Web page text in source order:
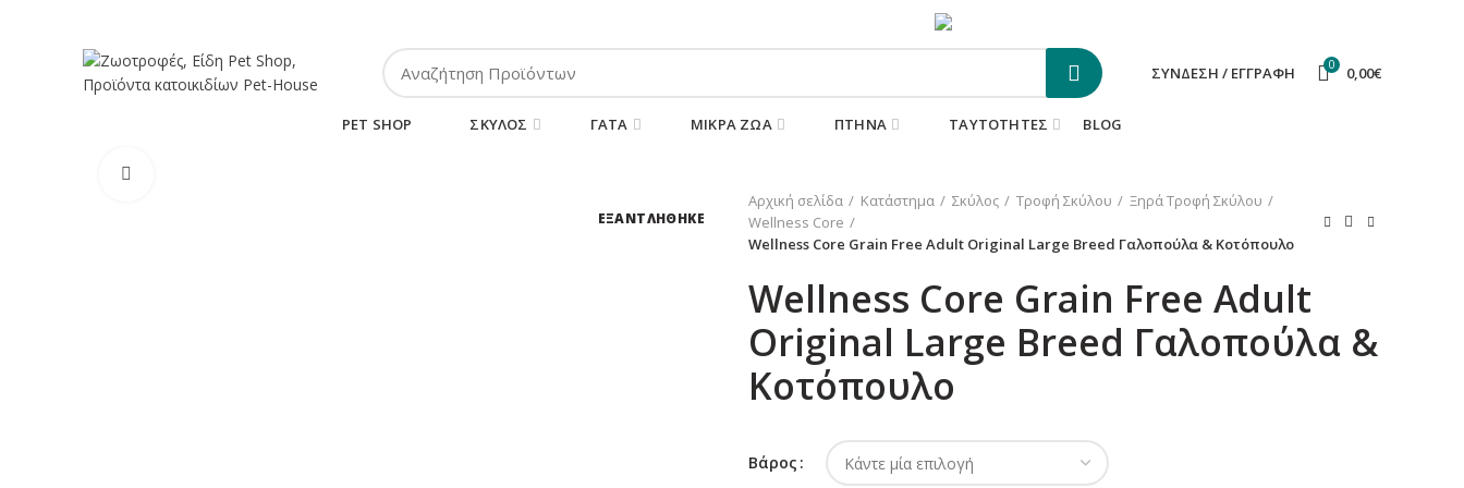
ΣΎΝΔΕΣΗ / ΕΓΓΡΑΦΉ 0 0,00€
PET SHOP ΣΚΎΛΟΣ ΓΆΤΑ ΜΙΚΡΆ ΖΏΑ ΠΤΗΝΆ ΤΑΥΤΌΤΗΤΕΣ BLOG
ΕΞΑΝΤΛΗΘΗΚΕ
Αρχική σελίδα
Κατάστημα Σκύλος Τροφή Σκύλου
Ξηρά Τροφή Σκύλου
Wellness Core
Wellness Core Grain Free Adult Original Large Breed Γαλοπούλα & Κοτόπουλο
Wellness Core Grain Free Adult
Original Large Breed Γαλοπούλα &
Κοτόπουλο
Βάρος